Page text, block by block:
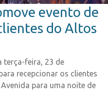
evento de
do Altos
terça-feira, 23 de
recepcionar os clientes
para uma noite de